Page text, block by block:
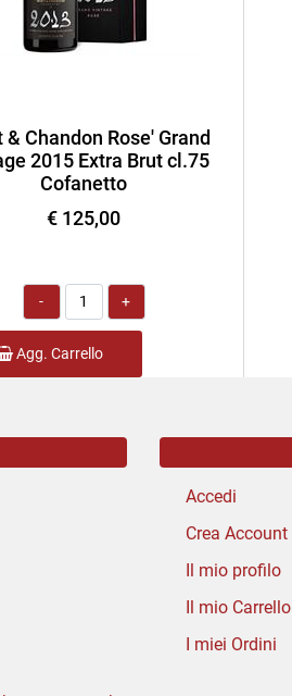
& Chandon Rose' Grand
2015 Extra Brut cl.75
Cofanetto
€ 125,00
Quantità
Agg. Carrello
Accedi
Crea Account
Il mio profilo
Il mio Carrello
I miei Ordini